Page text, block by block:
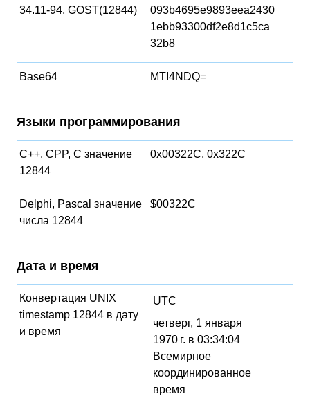
34.11-94, GOST(12844)
093b4695e9893eea2430
1ebb93300df2e8d1c5ca
32b8
Base64 MTI4NDQ=
Языки программирования
C++, CPP, C значение
12844
0x00322C, 0x322C
Delphi, Pascal значение
числа 12844
$00322C
Дата и время
Конвертация UNIX
timestamp 12844 в дату
и время
UTC
четверг, 1 января
1970 г. в 03:34:04
Всемирное
координированное
время